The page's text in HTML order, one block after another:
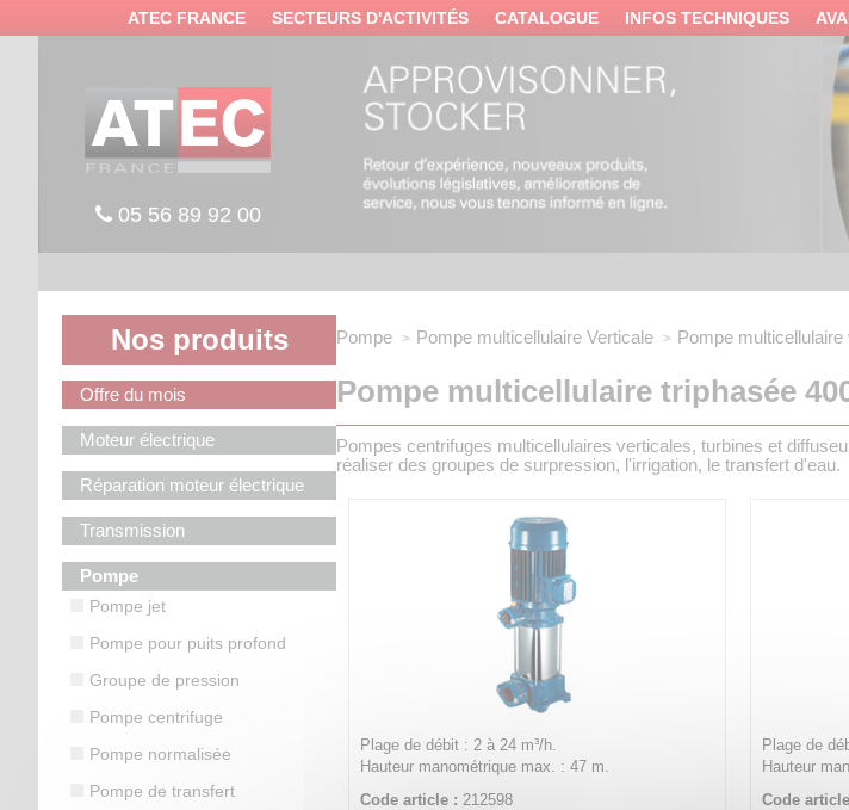
ATEC FRANCE SECTEURS D'ACTIVITÉS CATALOGUE INFOS TECHNIQUES
05 56 89 92 00
Nos produits
Offre du mois
Moteur électrique
Réparation moteur électrique
Transmission
Pompe
Pompe jet
Pompe pour puits profond
Groupe de pression
Pompe centrifuge
Pompe normalisée
Pompe de transfert
Pompe Pompe multicellulaire Verticale Pompe multicellulaire
Pompe multicellulaire triphasée
Pompes centrifuges multicellulaires verticales, turbines et
réaliser des groupes de surpression, l'irrigation, le transfert d'eau.
Plage de débit : 2 à 24 m³/h.
Hauteur manométrique max. : 47 m.
Code article : 212598
Plage de
Hauteur
Code
Panneau de gestion des cookies